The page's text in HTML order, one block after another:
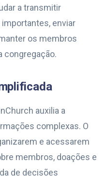
a transmitir
enviar
os membros
congregação.
auxilia a
complexas. O
e acessarem
membros, doações e
de decisões